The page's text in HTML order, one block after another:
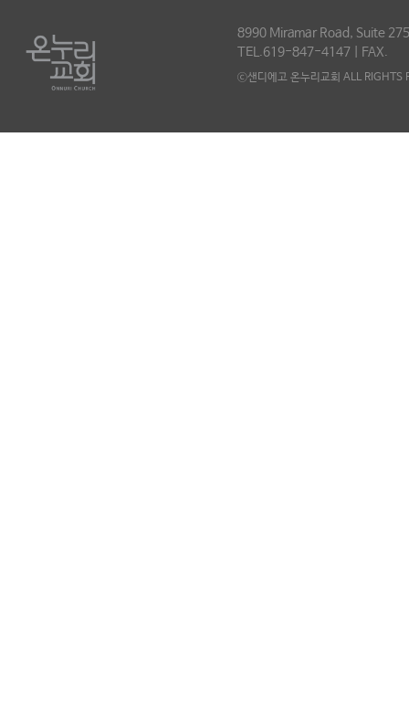
8990 Miramar Road, Suite
TEL.619-847-4147 | FAX.
ⓒ샌디에고 온누리교회 ALL RIGHTS